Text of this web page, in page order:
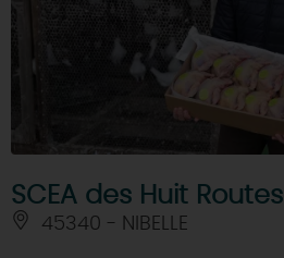
SCEA des Huit Routes
45340 - NIBELLE